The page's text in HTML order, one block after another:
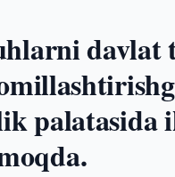
davlat
palatasida